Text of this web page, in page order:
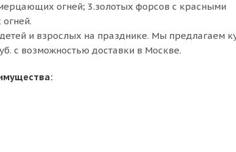
огней; 3.золотых форсов с красными
и взрослых на празднике. Мы предлагаем
с возможностью доставки в Москве.